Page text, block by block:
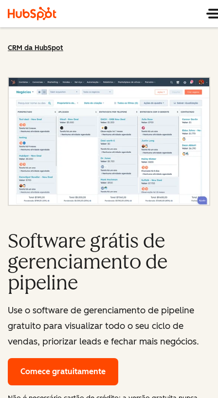
CRM da HubSpot
Software grátis de
gerenciamento de
pipeline
Use o software de gerenciamento de pipeline
gratuito para visualizar todo o seu ciclo de
vendas, priorizar leads e fechar mais negócios.
Comece gratuitamente